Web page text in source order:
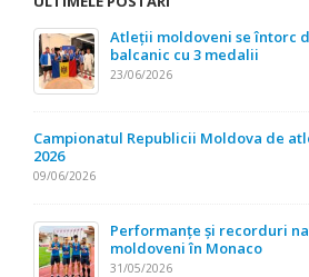
Atleții moldoveni se întorc
balcanic cu 3 medalii
23/06/2026
Campionatul Republicii Moldova de
2026
09/06/2026
Performanțe și recorduri
moldoveni în Monaco
31/05/2026